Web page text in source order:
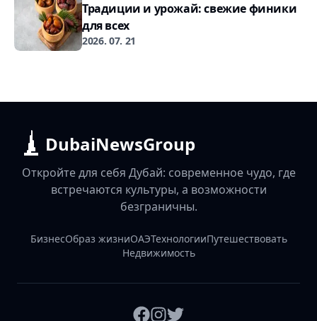
Традиции и урожай: свежие финики
для всех
2026. 07. 21
DubaiNewsGroup
Откройте для себя Дубай: современное чудо, где
встречаются культуры, а возможности
безграничны.
БизнесОбраз жизниОАЭТехнологииПутешествовать
Недвижимость